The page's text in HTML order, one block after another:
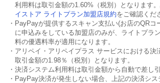
利用料は取引金額の1.60%（税別）となります
イストア ライトプラン加盟店規約をご確認くだ
・PayPayが提供するスキャン支払い(お店のQRコ
に申込みをしている加盟店のみが、ライトプラ
料の優遇料率が適用になります。
・アリペイ・アリペイプラス サービスにおける決
取引金額の1.98％（税別）となります。
・決済システム利用料は取引金額から自動で差し
・PayPay決済が発生しない場合、上記の決済シ